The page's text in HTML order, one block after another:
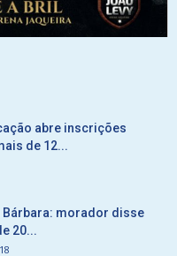
abre inscrições
de 12...
Bárbara: morador disse
20...